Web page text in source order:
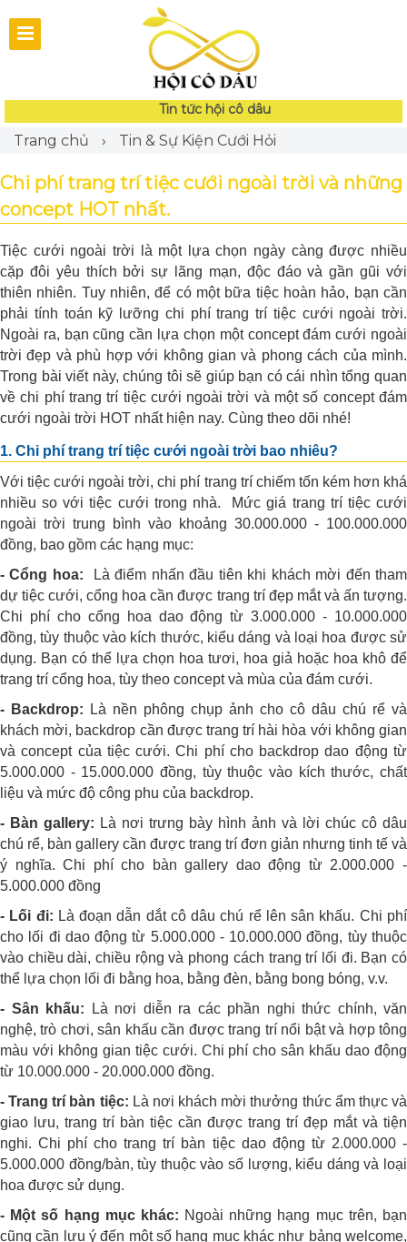
Tin tức hội cô dâu
Trang chủ › Tin & Sự Kiện Cưới Hỏi
Chi phí trang trí tiệc cưới ngoài trời và những
concept HOT nhất.
Tiệc cưới ngoài trời là một lựa chọn ngày càng được nhiều
cặp đôi yêu thích bởi sự lãng mạn, độc đáo và gần gũi với
thiên nhiên. Tuy nhiên, để có một bữa tiệc hoàn hảo, bạn cần
phải tính toán kỹ lưỡng chi phí trang trí tiệc cưới ngoài trời.
Ngoài ra, bạn cũng cần lựa chọn một concept đám cưới ngoài
trời đẹp và phù hợp với không gian và phong cách của mình.
Trong bài viết này, chúng tôi sẽ giúp bạn có cái nhìn tổng quan
về chi phí trang trí tiệc cưới ngoài trời và một số concept đám
cưới ngoài trời HOT nhất hiện nay. Cùng theo dõi nhé!
1. Chi phí trang trí tiệc cưới ngoài trời bao nhiêu?
Với tiệc cưới ngoài trời, chi phí trang trí chiếm tốn kém hơn khá
nhiều so với tiệc cưới trong nhà. Mức giá trang trí tiệc cưới
ngoài trời trung bình vào khoảng 30.000.000 - 100.000.000
đồng, bao gồm các hạng mục:
- Cổng hoa:
Là điểm nhấn đầu tiên khi khách mời đến tham
dự tiệc cưới, cổng hoa cần được trang trí đẹp mắt và ấn tượng.
Chi phí cho cổng hoa dao động từ 3.000.000 - 10.000.000
đồng, tùy thuộc vào kích thước, kiểu dáng và loại hoa được sử
dụng. Bạn có thể lựa chọn hoa tươi, hoa giả hoặc hoa khô để
trang trí cổng hoa, tùy theo concept và mùa của đám cưới.
- Backdrop: Là nền phông chụp ảnh cho cô dâu chú rể và
khách mời, backdrop cần được trang trí hài hòa với không gian
và concept của tiệc cưới. Chi phí cho backdrop dao động từ
5.000.000 - 15.000.000 đồng, tùy thuộc vào kích thước, chất
liệu và mức độ công phu của backdrop.
- Bàn gallery: Là nơi trưng bày hình ảnh và lời chúc cô dâu
chú rể, bàn gallery cần được trang trí đơn giản nhưng tinh tế và
ý nghĩa. Chi phí cho bàn gallery dao động từ 2.000.000 -
5.000.000 đồng
- Lối đi: Là đoạn dẫn dắt cô dâu chú rể lên sân khấu. Chi phí
cho lối đi dao động từ 5.000.000 - 10.000.000 đồng, tùy thuộc
vào chiều dài, chiều rộng và phong cách trang trí lối đi. Bạn có
thể lựa chọn lối đi bằng hoa, bằng đèn, bằng bong bóng, v.v.
- Sân khấu: Là nơi diễn ra các phần nghi thức chính, văn
nghệ, trò chơi, sân khấu cần được trang trí nổi bật và hợp tông
màu với không gian tiệc cưới. Chi phí cho sân khấu dao động
từ 10.000.000 - 20.000.000 đồng.
- Trang trí bàn tiệc: Là nơi khách mời thưởng thức ẩm thực và
giao lưu, trang trí bàn tiệc cần được trang trí đẹp mắt và tiện
nghi. Chi phí cho trang trí bàn tiệc dao động từ 2.000.000 -
5.000.000 đồng/bàn, tùy thuộc vào số lượng, kiểu dáng và loại
hoa được sử dụng.
- Một số hạng mục khác: Ngoài những hạng mục trên, bạn
cũng cần lưu ý đến một số hạng mục khác như bảng welcome,